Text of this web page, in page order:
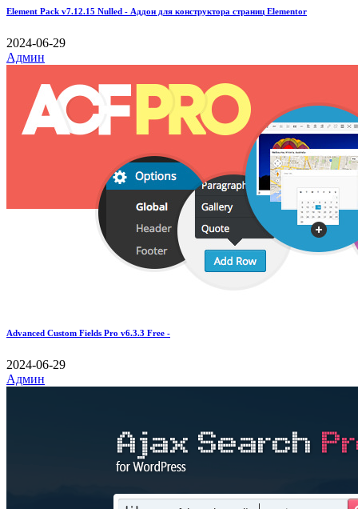
Element Pack v7.12.15 Nulled - Аддон для конструктора страниц Elementor
2024-06-29
Админ
Advanced Custom Fields Pro v6.3.3 Free -
2024-06-29
Админ